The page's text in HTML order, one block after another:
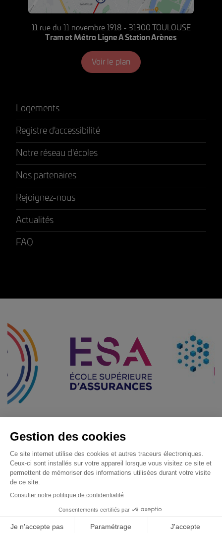
Candidature
Demande de catalogue
11 rue du 11 novembre 1918 - 31300 TOULOUSE
Tram et Métro Ligne A Station Arènes
Voir le plan
Logements
Registre d'accessibilité
Notre réseau d'écoles
Nos partenaires
Rejoignez-nous
Actualités
FAQ
Menu Pied de page
Mentions légales
Politique de confidentialité